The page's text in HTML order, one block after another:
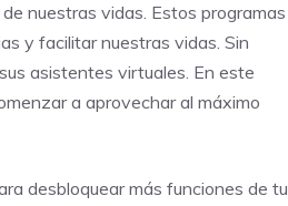
nuestras vidas. Estos programas
y facilitar nuestras vidas. Sin
asistentes virtuales. En este
a aprovechar al máximo
desbloquear más funciones de tu